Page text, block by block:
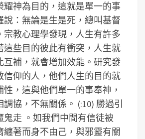
耀神為目的，這就是單一的事
說：無論是生是死，總叫基督
宗教心理學發現，人生有許多
這些目的彼此有衝突，人生就
互補，就會增加效能。研究發
信仰的人，他們人生的目的就
，這與他們單一的事奉神，
協，不無關係。 (:10) 勝過引
鬼走 。如我們中間有信徒被
纏著而身不由己，與邪靈有關